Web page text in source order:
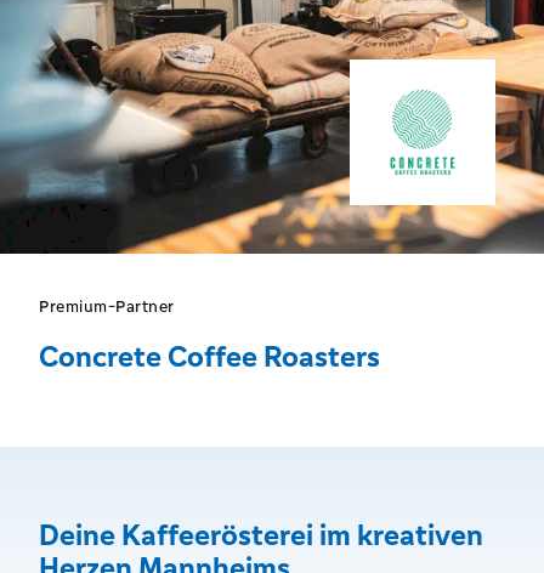
Premium-Partner
Concrete Coffee Roasters
Deine Kaffeerösterei im kreativen